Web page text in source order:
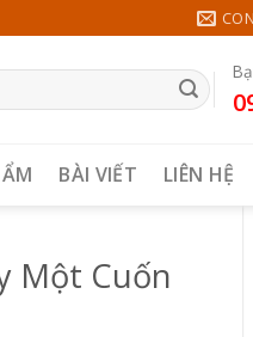
BÀI VIẾT LIÊN HỆ
Một Cuốn